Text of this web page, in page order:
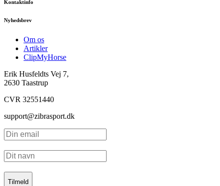
Kontaktinfo
Nyhedsbrev
Om os
Artikler
ClipMyHorse
Erik Husfeldts Vej 7,
2630 Taastrup
CVR 32551440
support@zibrasport.dk
Tilmeld